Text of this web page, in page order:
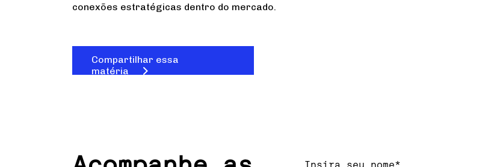
conexões estratégicas dentro do mercado.
Compartilhar essa
matéria
Nome